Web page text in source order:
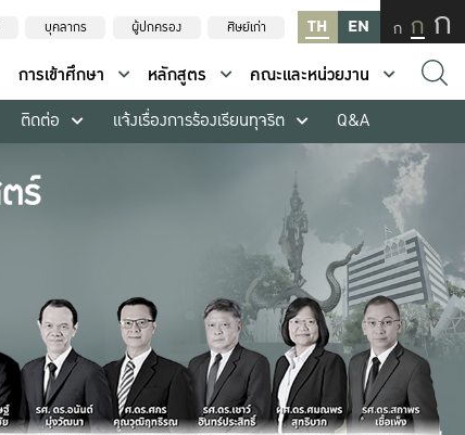
บุคลากร ผู้ปกครอง ศิษย์เก่า TH EN ก ก ก
การเข้าศึกษา หลักสูตร
คณะและหน่วยงาน
ติดต่อ แจ้งเรื่องการร้องเรียนทุจริต Q&A